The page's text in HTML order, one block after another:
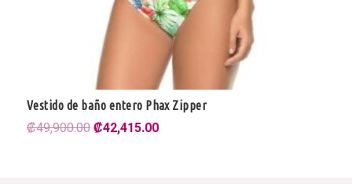
Vestido de baño entero Phax Zipper
₡49,900.00El
₡42,415.00El